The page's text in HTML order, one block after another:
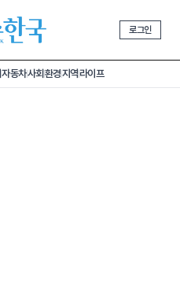
로그인
자동차사회환경지역라이프